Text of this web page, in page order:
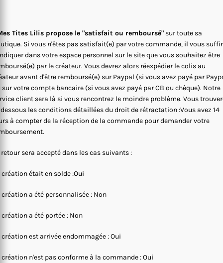
Tites Lilis propose le "satisfait ou remboursé" sur toute sa
Si vous n'êtes pas satisfait(e) par votre commande, il vous
dans votre espace personnel sur le site que vous souhaitez être
par le créateur. Vous devrez alors réexpédier le colis au
avant d'être remboursé(e) sur Paypal (si vous avez payé par
sur votre compte bancaire (si vous avez payé par CB ou chèque). Notre
client sera là si vous rencontrez le moindre problème. Vous
les conditions détaillées du droit de rétractation :Vous avez 14
à compter de la réception de la commande pour demander votre
retour sera accepté dans les cas suivants :
création était en solde :Oui
création a été personnalisée : Non
création a été portée : Non
création est arrivée endommagée : Oui
création n'est pas conforme à la commande : Oui